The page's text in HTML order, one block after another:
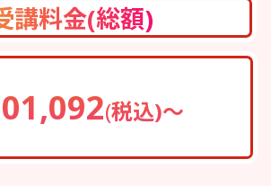
講料金(総額)
(税込)～